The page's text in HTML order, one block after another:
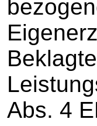
Abs. 4